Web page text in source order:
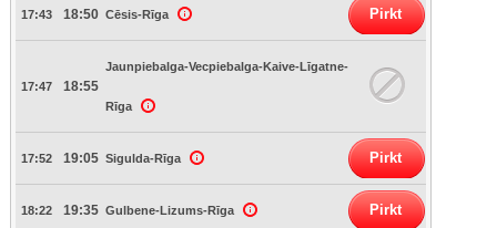
17:43 18:50 Cēsis-Rīga Pirkt
17:47 18:55
Jaunpiebalga-Vecpiebalga-Kaive-Līgatne-
Rīga
17:52 19:05 Sigulda-Rīga Pirkt
18:22 19:35 Gulbene-Lizums-Rīga Pirkt